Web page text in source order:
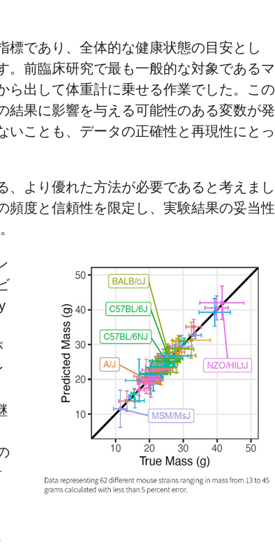
標であり、全体的な健康状態の目安とし
。前臨床研究で最も一般的な対象であるマ
ら出して体重計に乗せる作業でした。この
結果に影響を与える可能性のある変数が発
ことも、データの正確性と再現性にとっ
、より優れた方法が必要であると考えまし
頻度と信頼性を限定し、実験結果の妥当性